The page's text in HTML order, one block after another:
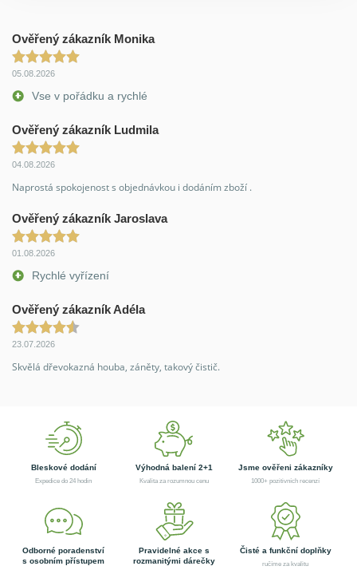
Ověřený zákazník Monika
05.08.2026
Vse v pořádku a rychlé
Ověřený zákazník Ludmila
04.08.2026
Naprostá spokojenost s objednávkou i dodáním zboží .
Ověřený zákazník Jaroslava
01.08.2026
Rychlé vyřízení
Ověřený zákazník Adéla
23.07.2026
Skvělá dřevokazná houba, záněty, takový čistič.
Bleskové dodání
Expedice do 24 hodin
Výhodná balení 2+1
Kvalita za rozumnou cenu
Jsme ověřeni zákazníky
1000+ pozitivních recenzí
Odborné poradenství
s osobním přístupem
Pravidelné akce s
rozmanitými dárečky
Čisté a funkční doplňky
ručíme za kvalitu